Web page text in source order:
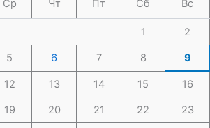
Ср Чт Пт Сб Вс
1 2
5 6 7 8 9
12 13 14 15 16
19 20 21 22 23